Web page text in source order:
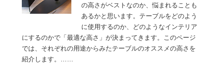
の高さがベストなのか、悩まれることも
あるかと思います。テーブルをどのよう
に使用するのか、どのようなインテリア
にするのかで「最適な高さ」が決まってきます。このページ
では、それぞれの用途からみたテーブルのオススメの高さを
紹介します。……